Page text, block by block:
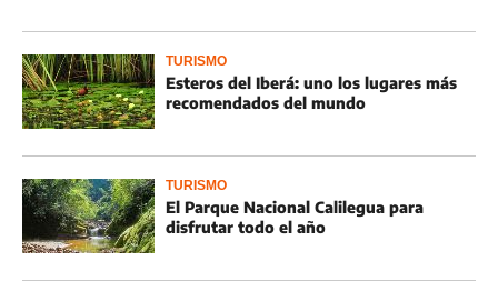
TURISMO
Esteros del Iberá: uno los lugares más
recomendados del mundo
TURISMO
El Parque Nacional Calilegua para
disfrutar todo el año